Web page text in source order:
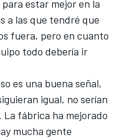
estar mejor en la
a las que tendré que
fuera, pero en cuanto
todo debería ir
es una buena señal,
igual, no serían
fábrica ha mejorado
mucha gente